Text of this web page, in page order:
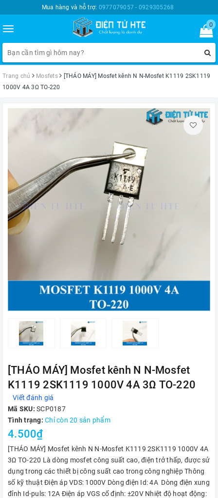
Mua hàng và hỗ trợ: 0977079057 - 0929305268
Toggle
navigation
0
Trang chủ Mosfets
[THÁO MÁY] Mosfet kênh N N-Mosfet K1119 2SK1119
1000V 4A 3Ω TO-220
[THÁO MÁY] Mosfet kênh N N-Mosfet
K1119 2SK1119 1000V 4A 3Ω TO-220
Viết đánh giá
Mã SKU: SCP0187
Tình trạng: Chỉ còn 20 sản phẩm
4.500₫
[THÁO MÁY] Mosfet kênh N N-Mosfet K1119 2SK1119 1000V 4A
3Ω TO-220 Là dòng mosfet công suất cao, điện trở thấp, được sử
dụng trong các thiết bị công suất cao trong công nghiệp Thông
số kỹ thuật Điện áp VDS: 1000V Dòng điện Id: 4A Dòng điện xung
đỉnh Id-puls: 12A Điện áp VGS cố định: ±20V Nhiệt độ hoạt động: